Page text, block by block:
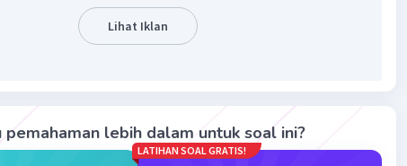
hari, Ali menemukan buku catatan kuno milik
yang penuh dengan kutipan inspiratif. Ali terdiam
dan tujuan.
Lihat Iklan
pemahaman lebih dalam untuk soal ini?
LATIHAN SOAL GRATIS!